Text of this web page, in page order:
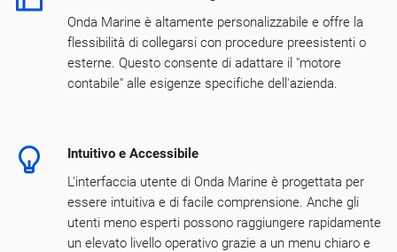
Onda Marine è altamente personalizzabile e offre la
flessibilità di collegarsi con procedure preesistenti o
esterne. Questo consente di adattare il "motore
contabile" alle esigenze specifiche dell'azienda.
Intuitivo e Accessibile
L'interfaccia utente di Onda Marine è progettata per
essere intuitiva e di facile comprensione. Anche gli
utenti meno esperti possono raggiungere rapidamente
un elevato livello operativo grazie a un menu chiaro e